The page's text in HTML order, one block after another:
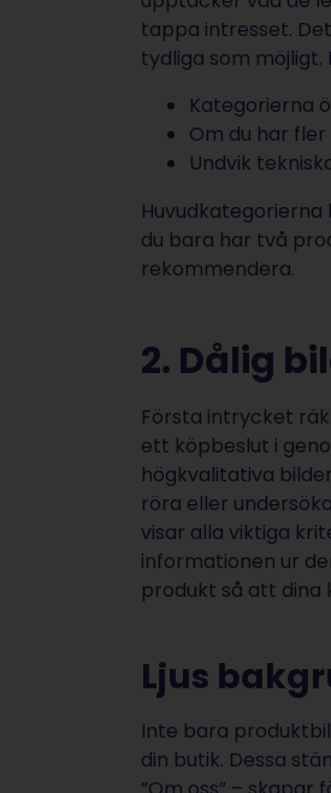
tappa intresset.
tydliga som möjligt.
Kategorierna
Om du har
Undvik
du bara har två
rekommendera.
2. Dålig
Första intrycket
ett köpbeslut i
högkvalitativa
röra eller
visar alla viktiga
informationen ur
produkt så att dina
Ljus
Inte bara
din butik. Dessa